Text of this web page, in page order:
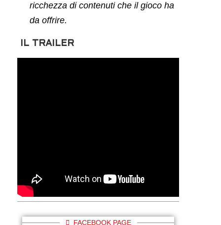
ricchezza di contenuti che il gioco ha
da offrire.
IL TRAILER
FACEBOOK PAGE